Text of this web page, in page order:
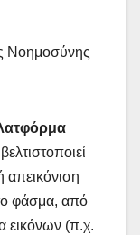
Νοημοσύνης
απεικόνιση
φάσμα, από
εικόνων (π.χ.